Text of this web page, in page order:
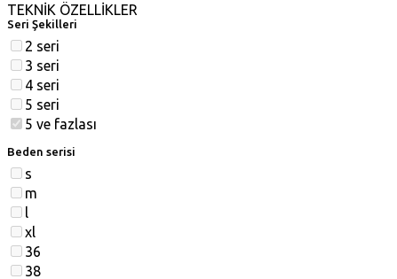
TEKNİK ÖZELLİKLER
Seri Şekilleri
2 seri
3 seri
4 seri
5 seri
5 ve fazlası
Beden serisi
s
m
l
xl
36
38